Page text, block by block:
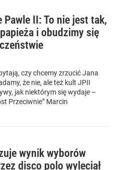
II: To nie jest tak,
i obudzimy się
czy chcemy zrzucić Jana
że nie, ale też kult JPII
jak niektórym się wydaje –
Przeciwnie” Marcin
wynik wyborów
disco polo wyleciał